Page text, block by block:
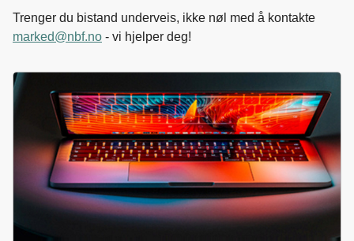
Trenger du bistand underveis, ikke nøl med å kontakte
marked@nbf.no - vi hjelper deg!